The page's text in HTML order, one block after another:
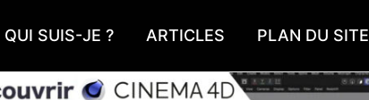
QUI SUIS-JE ? ARTICLES PLAN DU SITE